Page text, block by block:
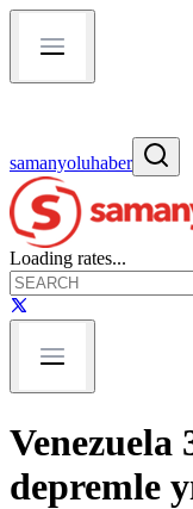
samanyoluhaber
Loading rates...
Venezuela
depremle